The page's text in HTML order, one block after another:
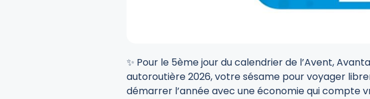
✨ Pour le 5ème jour du calendrier de l’Avent,
autoroutière 2026, votre sésame pour voyager
démarrer l’année avec une économie qui compte